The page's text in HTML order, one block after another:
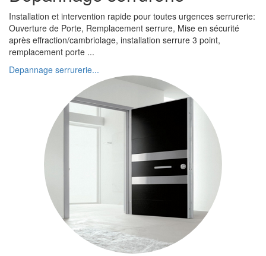
Installation et intervention rapide pour toutes urgences serrurerie:
Ouverture de Porte, Remplacement serrure, Mise en sécurité
après effraction/cambriolage, installation serrure 3 point,
remplacement porte ...
Depannage serrurerie...